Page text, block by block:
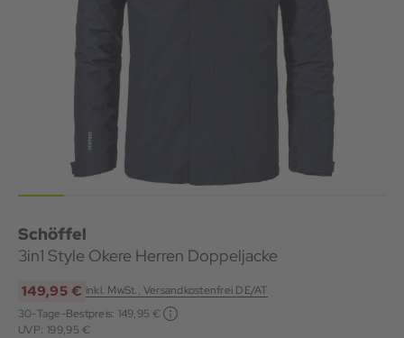
Schöffel
3in1 Style Okere Herren Doppeljacke
149,95 € inkl. MwSt., Versandkostenfrei DE/AT
30-Tage-Bestpreis: 149,95 €
UVP: 199,95 €